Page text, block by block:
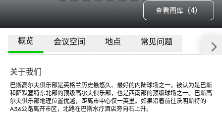
查看图库（4）
概览 会议空间 地点 常见问题
关于我们
巴斯高尔夫俱乐部是英格兰历史最悠久、最好的内陆球场之一，被认为是巴斯
和萨默塞特东北部的顶级高尔夫俱乐部，也是西南部的顶级球场之一。巴斯高
尔夫俱乐部地理位置优越，距离市中心仅一英里。如果沿着前往沃明斯特的
A36公路离开市区，北路在巴斯水疗酒店旁向右上升。